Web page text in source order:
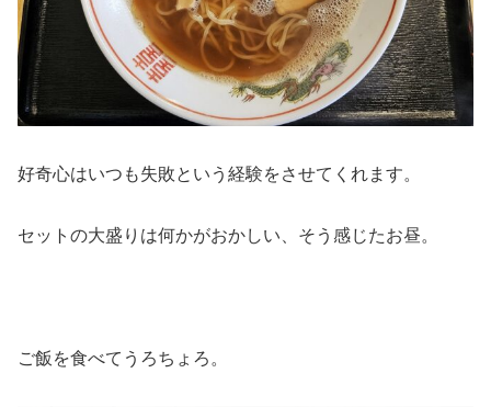
好奇心はいつも失敗という経験をさせてくれます。
セットの大盛りは何かがおかしい、そう感じたお昼。
ご飯を食べてうろちょろ。